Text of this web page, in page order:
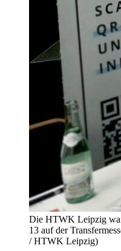
Die HTWK Leipzig
13 auf der
/ HTWK Leipzig)